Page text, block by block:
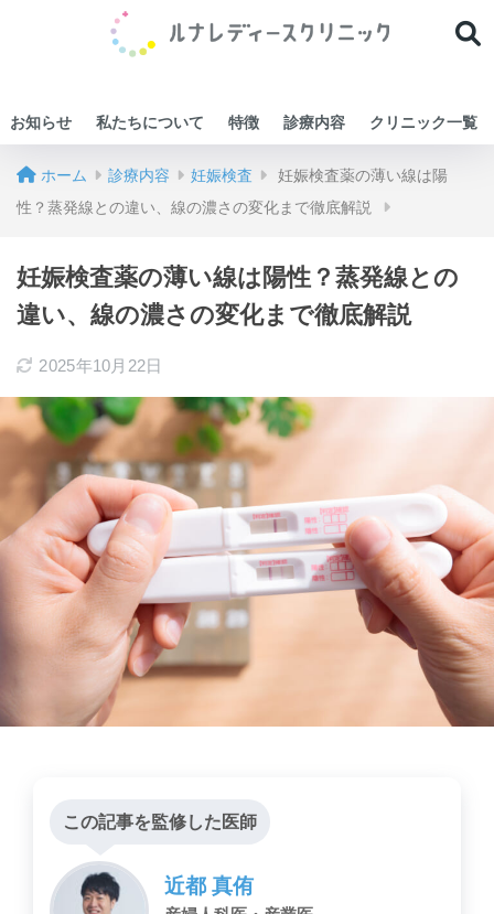
お知らせ 私たちについて 特徴 診療内容 クリニック一覧
ホーム 診療内容 妊娠検査
妊娠検査薬の薄い線は陽
性？蒸発線との違い、線の濃さの変化まで徹底解説
妊娠検査薬の薄い線は陽性？蒸発線との
違い、線の濃さの変化まで徹底解説
2025年10月22日
この記事を監修した医師
近都 真侑